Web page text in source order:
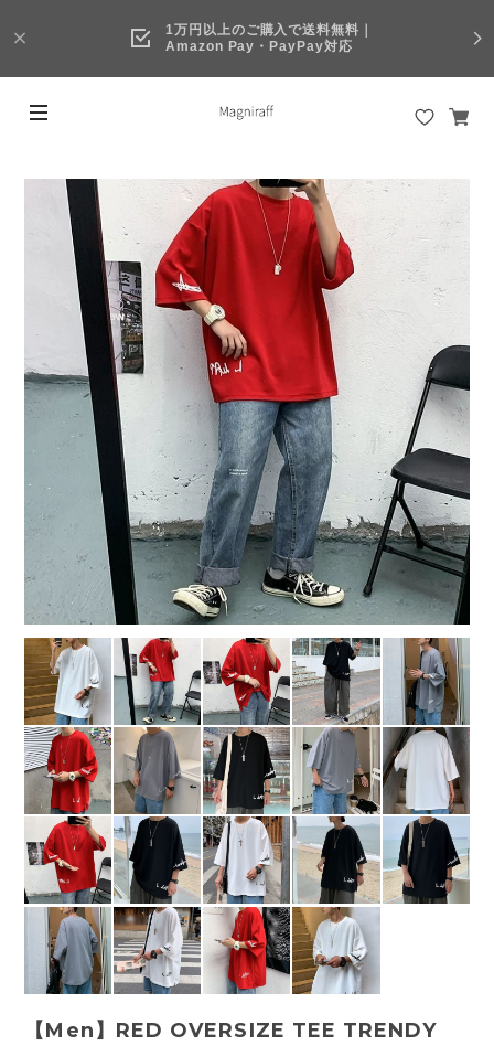
1万円以上のご購入で送料無料｜
Amazon Pay・PayPay対応
【Men】RED OVERSIZE TEE TRENDY